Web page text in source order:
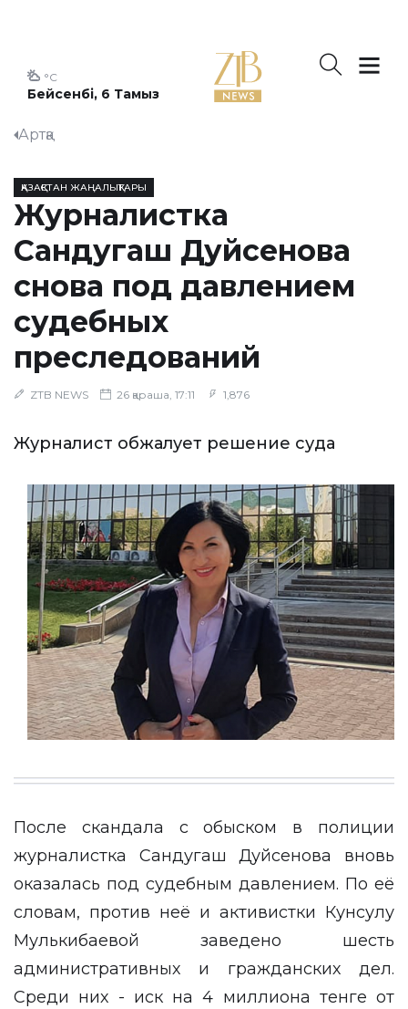
Бейсенбі, 6 Тамыз
°C
Артқа
ҚАЗАҚСТАН ЖАҢАЛЫҚТАРЫ
Журналистка
Сандугаш Дуйсенова
снова под давлением
судебных
преследований
ZTB NEWS 26 қараша, 17:11 1,876
Журналист обжалует решение суда
После скандала с обыском в полиции
журналистка Сандугаш Дуйсенова вновь
оказалась под судебным давлением. По её
словам, против неё и активистки Кунсулу
Мулькибаевой заведено шесть
административных и гражданских дел.
Среди них - иск на 4 миллиона тенге от